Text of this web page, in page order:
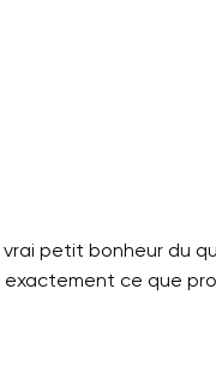
petit bonheur du
ce que